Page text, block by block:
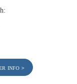
info